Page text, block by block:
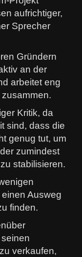
aufrichtiger,
Sprecher
Gründern
an der
arbeitet eng
Kritik, da
sind, dass die
genug tut, um
zumindest
stabilisieren.
Ausweg
finden.
verkaufen,